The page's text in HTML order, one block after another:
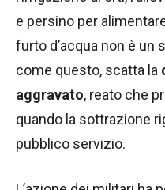
e persino per
furto d’acqua non è un
come questo, scatta la
aggravato, reato che
quando la sottrazione
pubblico servizio.